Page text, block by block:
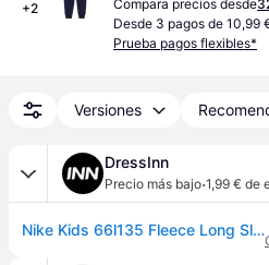
+2
Compara precios desde
Desde 3 pagos de 10,99
Prueba pagos flexibles*
Versiones
DressInn
Precio más bajo·1,99 € de
Nike Kids 66l135 Fleece Long Sleeve Set Azul 12 Months Niño